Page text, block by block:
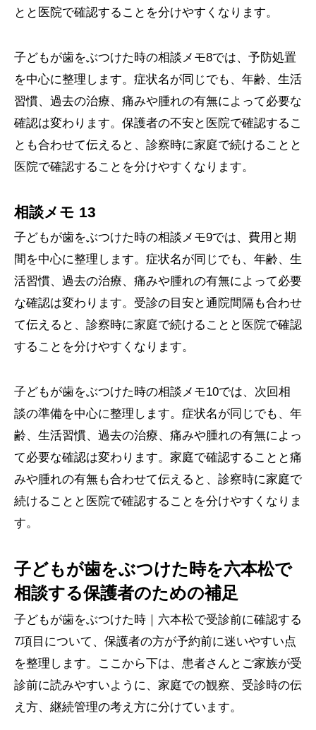
とと医院で確認することを分けやすくなります。
子どもが歯をぶつけた時の相談メモ8では、予防処置
を中心に整理します。症状名が同じでも、年齢、生活
習慣、過去の治療、痛みや腫れの有無によって必要な
確認は変わります。保護者の不安と医院で確認するこ
とも合わせて伝えると、診察時に家庭で続けることと
医院で確認することを分けやすくなります。
相談メモ 13
子どもが歯をぶつけた時の相談メモ9では、費用と期
間を中心に整理します。症状名が同じでも、年齢、生
活習慣、過去の治療、痛みや腫れの有無によって必要
な確認は変わります。受診の目安と通院間隔も合わせ
て伝えると、診察時に家庭で続けることと医院で確認
することを分けやすくなります。
子どもが歯をぶつけた時の相談メモ10では、次回相
談の準備を中心に整理します。症状名が同じでも、年
齢、生活習慣、過去の治療、痛みや腫れの有無によっ
て必要な確認は変わります。家庭で確認することと痛
みや腫れの有無も合わせて伝えると、診察時に家庭で
続けることと医院で確認することを分けやすくなりま
す。
子どもが歯をぶつけた時を六本松で
相談する保護者のための補足
子どもが歯をぶつけた時｜六本松で受診前に確認する
7項目について、保護者の方が予約前に迷いやすい点
を整理します。ここから下は、患者さんとご家族が受
診前に読みやすいように、家庭での観察、受診時の伝
え方、継続管理の考え方に分けています。